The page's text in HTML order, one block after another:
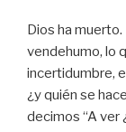
Dios ha
vendehumo, lo
incertidumbre,
¿y quién se
decimos “A ver